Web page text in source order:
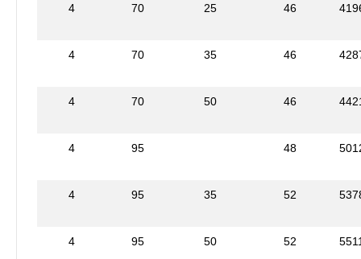
4 70 25 46
4 70 35 46
4 70 50 46
4 95 48
4 95 35 52
4 95 50 52